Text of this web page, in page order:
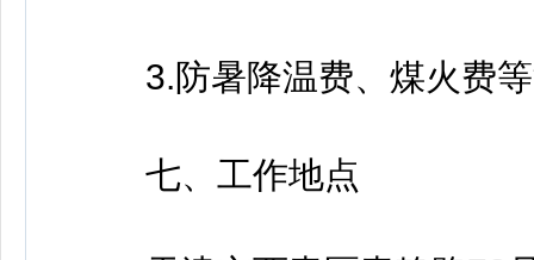
3.防暑降温费、煤火费等
七、工作地点